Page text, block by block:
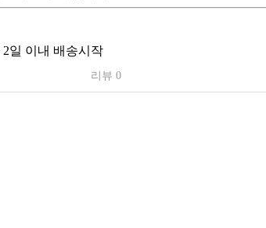
2일 이내 배송시작
리뷰 0